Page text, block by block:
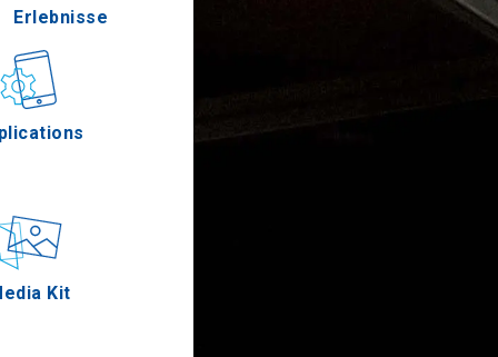
Gastronomie
Ereignisse
Kit
Erlebnisse